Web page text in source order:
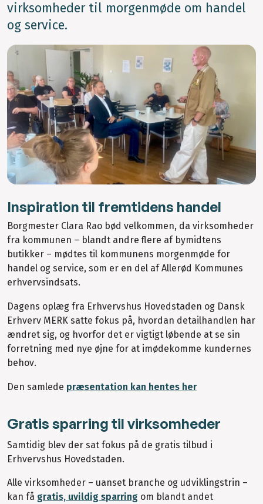
virksomheder til morgenmøde om handel
og service.
Inspiration til fremtidens handel
Borgmester Clara Rao bød velkommen, da virksomheder
fra kommunen – blandt andre flere af bymidtens
butikker – mødtes til kommunens morgenmøde for
handel og service, som er en del af Allerød Kommunes
erhvervsindsats.
Dagens oplæg fra Erhvervshus Hovedstaden og Dansk
Erhverv MERK satte fokus på, hvordan detailhandlen har
ændret sig, og hvorfor det er vigtigt løbende at se sin
forretning med nye øjne for at imødekomme kundernes
behov.
Den samlede præsentation kan hentes her
Gratis sparring til virksomheder
Samtidig blev der sat fokus på de gratis tilbud i
Erhvervshus Hovedstaden.
Alle virksomheder – uanset branche og udviklingstrin –
kan få gratis, uvildig sparring om blandt andet